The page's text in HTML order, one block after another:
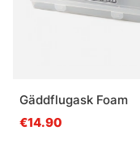
Gäddflugask Foam
€14.90